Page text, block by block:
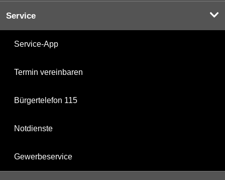
Service
Service-App
Termin vereinbaren
Bürgertelefon 115
Notdienste
Gewerbeservice